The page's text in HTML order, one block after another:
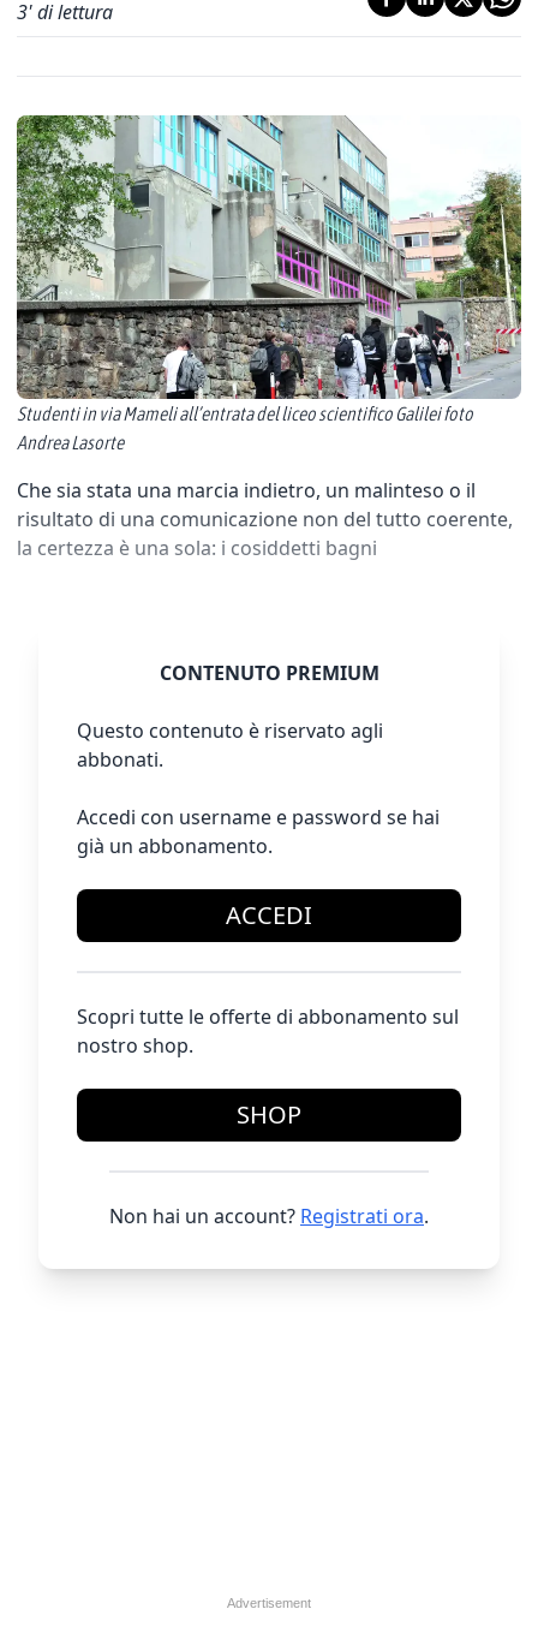
3' di lettura
Studenti in via Mameli all’entrata del liceo scientifico Galilei foto
Andrea Lasorte
Che sia stata una marcia indietro, un malinteso o il
risultato di una comunicazione non del tutto coerente,
la certezza è una sola: i cosiddetti bagni
CONTENUTO PREMIUM
Questo contenuto è riservato agli
abbonati.
Accedi con username e password se hai
già un abbonamento.
ACCEDI
Scopri tutte le offerte di abbonamento sul
nostro shop.
SHOP
Non hai un account? Registrati ora.